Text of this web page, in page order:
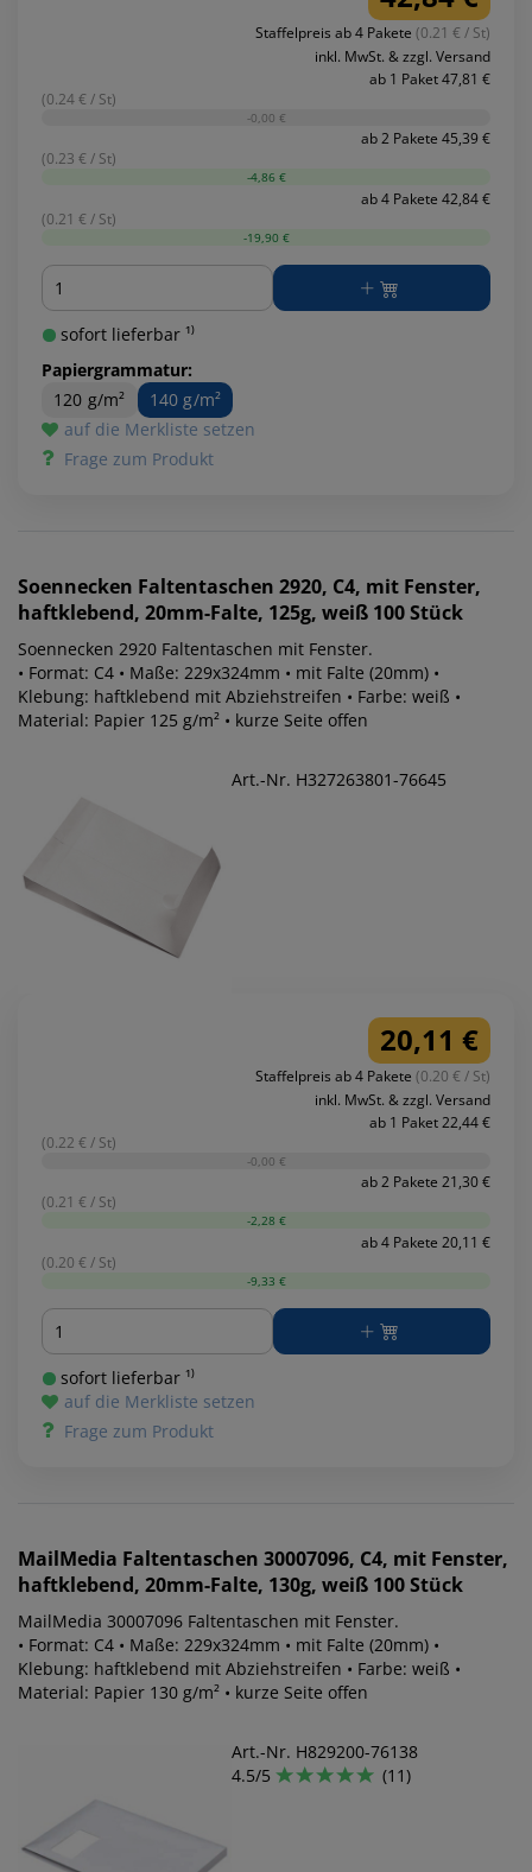
Staffelpreis ab 4 Pakete (0.21 € / St)
inkl. MwSt. & zzgl. Versand
ab 1 Paket 47,81 €
(0.24 € / St)
-0,00 €
ab 2 Pakete 45,39 €
(0.23 € / St)
-4,86 €
ab 4 Pakete 42,84 €
(0.21 € / St)
-19,90 €
Menge
sofort lieferbar ¹⁾
Papiergrammatur:
120 g/m²
140 g/m²
auf die Merkliste setzen
Frage zum Produkt
Soennecken Faltentaschen 2920, C4, mit Fenster,
haftklebend, 20mm-Falte, 125g, weiß 100 Stück
Soennecken 2920 Faltentaschen mit Fenster.
• Format: C4 • Maße: 229x324mm • mit Falte (20mm) •
Klebung: haftklebend mit Abziehstreifen • Farbe: weiß •
Material: Papier 125 g/m² • kurze Seite offen
Art.-Nr. H327263801-76645
20,11 €
Staffelpreis ab 4 Pakete (0.20 € / St)
inkl. MwSt. & zzgl. Versand
ab 1 Paket 22,44 €
(0.22 € / St)
-0,00 €
ab 2 Pakete 21,30 €
(0.21 € / St)
-2,28 €
ab 4 Pakete 20,11 €
(0.20 € / St)
-9,33 €
Menge
sofort lieferbar ¹⁾
auf die Merkliste setzen
Frage zum Produkt
MailMedia Faltentaschen 30007096, C4, mit Fenster,
haftklebend, 20mm-Falte, 130g, weiß 100 Stück
MailMedia 30007096 Faltentaschen mit Fenster.
• Format: C4 • Maße: 229x324mm • mit Falte (20mm) •
Klebung: haftklebend mit Abziehstreifen • Farbe: weiß •
Material: Papier 130 g/m² • kurze Seite offen
Art.-Nr. H829200-76138
4.5/5
(11)